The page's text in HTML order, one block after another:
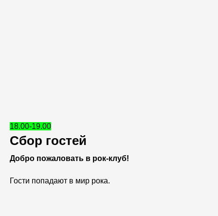
18.00-19.00
Сбор гостей
Добро пожаловать в рок-клуб!
Гости попадают в мир рока.